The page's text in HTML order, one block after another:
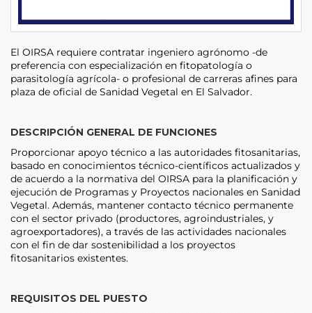
El OIRSA requiere contratar ingeniero agrónomo -de
preferencia con especialización en fitopatología o
parasitología agrícola- o profesional de carreras afines para
plaza de oficial de Sanidad Vegetal en El Salvador.
DESCRIPCIÓN GENERAL DE FUNCIONES
Proporcionar apoyo técnico a las autoridades fitosanitarias,
basado en conocimientos técnico-científicos actualizados y
de acuerdo a la normativa del OIRSA para la planificación y
ejecución de Programas y Proyectos nacionales en Sanidad
Vegetal. Además, mantener contacto técnico permanente
con el sector privado (productores, agroindustriales, y
agroexportadores), a través de las actividades nacionales
con el fin de dar sostenibilidad a los proyectos
fitosanitarios existentes.
REQUISITOS DEL PUESTO